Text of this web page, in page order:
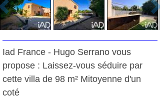
Iad France - Hugo Serrano vous
propose : Laissez-vous séduire par
cette villa de 98 m² Mitoyenne d'un
coté